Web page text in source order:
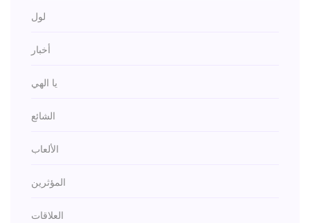
لول
أخبار
يا الهي
الشائع
الألعاب
المؤثرين
العلاقات